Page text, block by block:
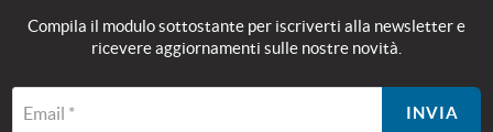
Compila il modulo sottostante per iscriverti alla newsletter e
ricevere aggiornamenti sulle nostre novità.
Email * INVIA